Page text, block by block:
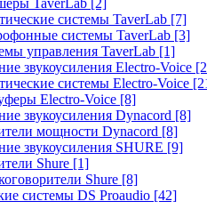
TaverLab [2]
системы TaverLab [7]
системы TaverLab [3]
управления TaverLab [1]
звукоусиления Electro-Voice
системы Electro-Voice
Electro-Voice [8]
звукоусиления Dynacord [8]
мощности Dynacord [8]
звукоусиления SHURE [9]
Shure [1]
Shure [8]
системы DS Proaudio [42]